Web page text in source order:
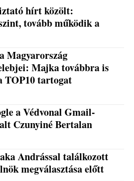
hírt közölt:
tovább működik a
Magyarország
Majka továbbra is
TOP10 tartogat
a Védvonal Gmail-
Czunyiné Bertalan
Andrással találkozott
megválasztása előtt